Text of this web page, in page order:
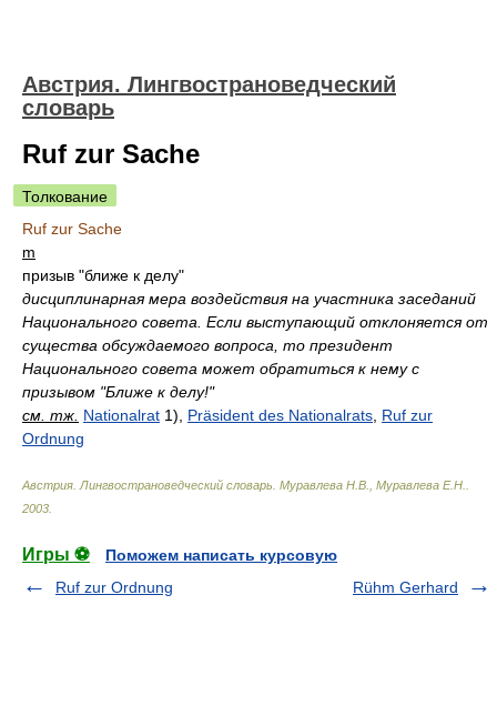
Австрия. Лингвострановедческий
словарь
Ruf zur Sache
Толкование
Ruf zur Sache
m
призыв "ближе к делу"
дисциплинарная мера воздействия на участника заседаний
Национального совета. Если выступающий отклоняется от
существа обсуждаемого вопроса, то президент
Национального совета может обратиться к нему с
призывом "Ближе к делу!"
см. тж. Nationalrat 1), Präsident des Nationalrats Ruf zur
Ordnung
Австрия. Лингвострановедческий словарь Муравлева Н.В., Муравлева Е.Н.
2003
Игры ⚽
Поможем написать курсовую
Ruf zur Ordnung
Rühm Gerhard